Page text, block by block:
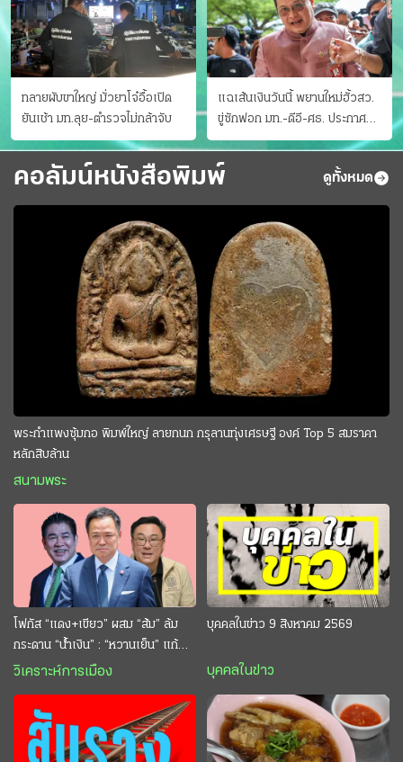
ทลายผับขาใหญ่ มั่วยาโจ๋อื้อเปิด
ยันเช้า มท.ลุย-ตำรวจไม่กล้าจับ
แฉเส้นเงินวันนี้ พยานใหม่ฮั้วสว.
ขู่ซักฟอก มท.-ดีอี-ศธ. ประกาศ
บัญชีท้องถิ่น
คอลัมน์หนังสือพิมพ์ ดูทั้งหมด
พระกำแพงซุ้มกอ พิมพ์ใหญ่ ลายกนก กรุลานทุ่งเศรษฐี องค์ Top 5 สมราคา
หลักสิบล้าน
สนามพระ
โฟกัส “แดง+เขียว” ผสม “ส้ม” ล้ม
กระดาน “นํ้าเงิน” : “หวานเย็น” แก้
กระหาย “อนุทิน” ดักตีกินสบาย
วิเคราะห์การเมือง
บุคคลในข่าว 9 สิงหาคม 2569
บุคคลในข่าว